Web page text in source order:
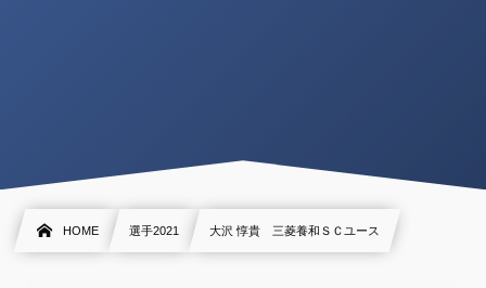
HOME 選手2021 大沢 惇貴 三菱養和ＳＣユース